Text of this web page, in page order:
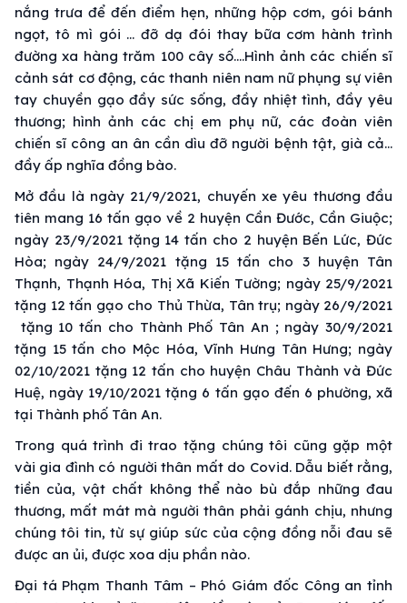
nắng trưa để đến điểm hẹn, những hộp cơm, gói bánh
ngọt, tô mì gói … đỡ dạ đói thay bữa cơm hành trình
đường xa hàng trăm 100 cây số….Hình ảnh các chiến sĩ
cảnh sát cơ động, các thanh niên nam nữ phụng sự viên
tay chuyền gạo đầy sức sống, đầy nhiệt tình, đầy yêu
thương; hình ảnh các chị em phụ nữ, các đoàn viên
chiến sĩ công an ân cần dìu đỡ người bệnh tật, già cả…
đầy ấp nghĩa đồng bào.
Mở đầu là ngày 21/9/2021, chuyến xe yêu thương đầu
tiên mang 16 tấn gạo về 2 huyện Cần Đước, Cần Giuộc;
ngày 23/9/2021 tặng 14 tấn cho 2 huyện Bến Lức, Đức
Hòa; ngày 24/9/2021 tặng 15 tấn cho 3 huyện Tân
Thạnh, Thạnh Hóa, Thị Xã Kiến Tường; ngày 25/9/2021
tặng 12 tấn gạo cho Thủ Thừa, Tân trụ; ngày 26/9/2021
tặng 10 tấn cho Thành Phố Tân An ; ngày 30/9/2021
tặng 15 tấn cho Mộc Hóa, Vĩnh Hưng Tân Hưng; ngày
02/10/2021 tặng 12 tấn cho huyện Châu Thành và Đức
Huệ, ngày 19/10/2021 tặng 6 tấn gạo đến 6 phường, xã
tại Thành phố Tân An.
Trong quá trình đi trao tặng chúng tôi cũng gặp một
vài gia đình có người thân mất do Covid. Dẫu biết rằng,
tiền của, vật chất không thể nào bù đắp những đau
thương, mất mát mà người thân phải gánh chịu, nhưng
chúng tôi tin, từ sự giúp sức của cộng đồng nỗi đau sẽ
được an ủi, được xoa dịu phần nào.
Đại tá Phạm Thanh Tâm – Phó Giám đốc Công an tỉnh